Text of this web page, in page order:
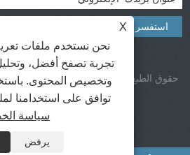
محفوظة
|RSS |
X
نحن نستخدم ملفات
تجربة تصفح أفضل،
وتخصيص المحتوى.
توافق على استخدامنا
سياسة
يرفض